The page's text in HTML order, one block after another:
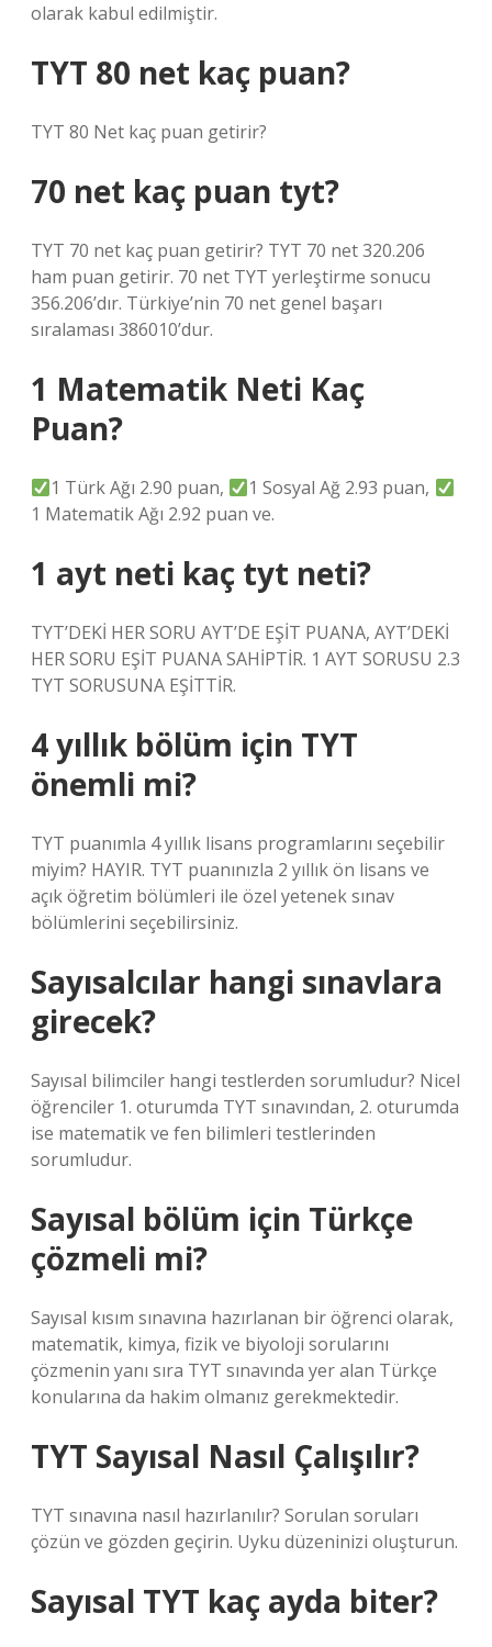
olarak kabul edilmiştir.
TYT 80 net kaç puan?
TYT 80 Net kaç puan getirir?
70 net kaç puan tyt?
TYT 70 net kaç puan getirir? TYT 70 net 320.206
ham puan getirir. 70 net TYT yerleştirme sonucu
356.206’dır. Türkiye’nin 70 net genel başarı
sıralaması 386010’dur.
1 Matematik Neti Kaç
Puan?
1 Türk Ağı 2.90 puan,
1 Sosyal Ağ 2.93 puan,
1 Matematik Ağı 2.92 puan ve.
1 ayt neti kaç tyt neti?
TYT’DEKİ HER SORU AYT’DE EŞİT PUANA, AYT’DEKİ
HER SORU EŞİT PUANA SAHİPTİR. 1 AYT SORUSU 2.3
TYT SORUSUNA EŞİTTİR.
4 yıllık bölüm için TYT
önemli mi?
TYT puanımla 4 yıllık lisans programlarını seçebilir
miyim? HAYIR. TYT puanınızla 2 yıllık ön lisans ve
açık öğretim bölümleri ile özel yetenek sınav
bölümlerini seçebilirsiniz.
Sayısalcılar hangi sınavlara
girecek?
Sayısal bilimciler hangi testlerden sorumludur? Nicel
öğrenciler 1. oturumda TYT sınavından, 2. oturumda
ise matematik ve fen bilimleri testlerinden
sorumludur.
Sayısal bölüm için Türkçe
çözmeli mi?
Sayısal kısım sınavına hazırlanan bir öğrenci olarak,
matematik, kimya, fizik ve biyoloji sorularını
çözmenin yanı sıra TYT sınavında yer alan Türkçe
konularına da hakim olmanız gerekmektedir.
TYT Sayısal Nasıl Çalışılır?
TYT sınavına nasıl hazırlanılır? Sorulan soruları
çözün ve gözden geçirin. Uyku düzeninizi oluşturun.
Sayısal TYT kaç ayda biter?